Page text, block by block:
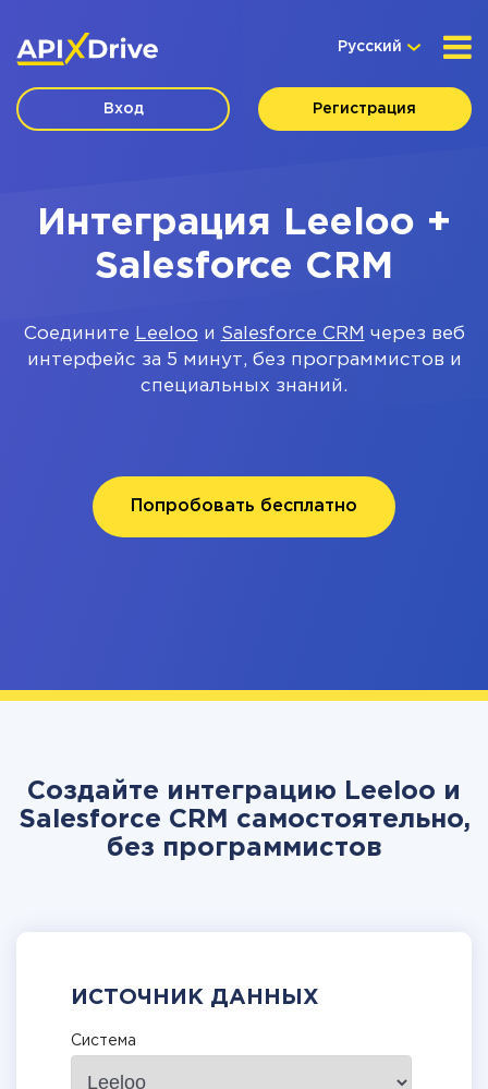
Русский
Вход Регистрация
Интеграция Leeloo +
Salesforce CRM
Соедините Leeloo и Salesforce CRM через веб
интерфейс за 5 минут, без программистов и
специальных знаний.
Попробовать бесплатно
Создайте интеграцию Leeloo и
Salesforce CRM самостоятельно,
без программистов
ИСТОЧНИК ДАННЫХ
Система